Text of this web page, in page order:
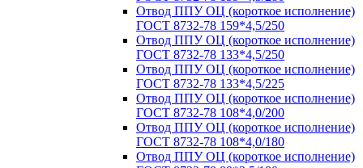
Отвод ППУ ОЦ (короткое исполнение)
ГОСТ 8732-78 159*4,5/250
Отвод ППУ ОЦ (короткое исполнение)
ГОСТ 8732-78 133*4,5/250
Отвод ППУ ОЦ (короткое исполнение)
ГОСТ 8732-78 133*4,5/225
Отвод ППУ ОЦ (короткое исполнение)
ГОСТ 8732-78 108*4,0/200
Отвод ППУ ОЦ (короткое исполнение)
ГОСТ 8732-78 108*4,0/180
Отвод ППУ ОЦ (короткое исполнение)